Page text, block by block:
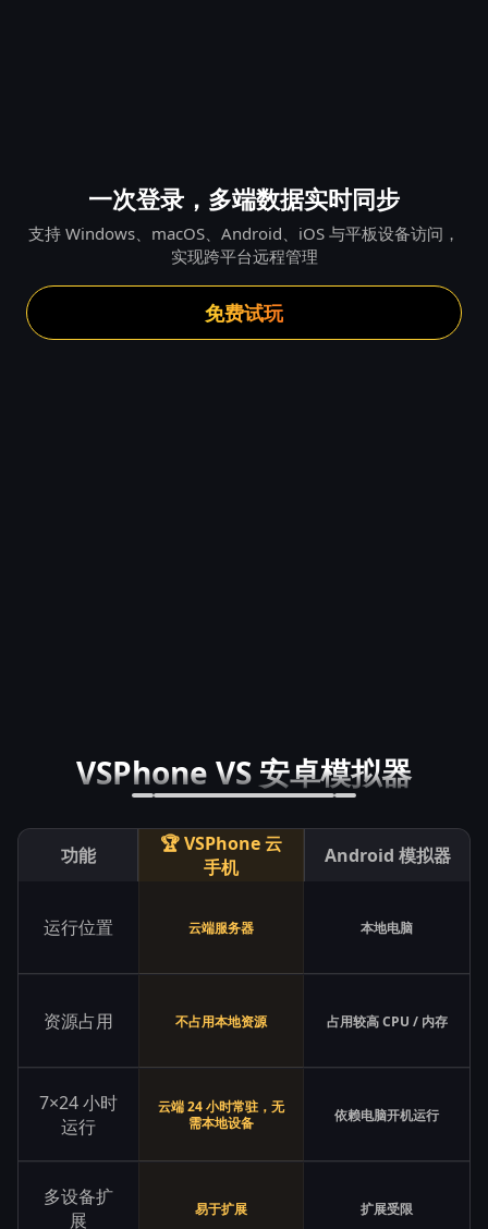
一次登录，多端数据实时同步
支持 Windows、macOS、Android、iOS 与平板设备访问，
实现跨平台远程管理
免费试玩
VSPhone VS 安卓模拟器
功能
🏆 VSPhone 云
手机
Android 模拟器
运行位置 云端服务器 本地电脑
资源占用 不占用本地资源 占用较高 CPU / 内存
7×24 小时
运行
云端 24 小时常驻，无
需本地设备
依赖电脑开机运行
多设备扩
展
易于扩展 扩展受限